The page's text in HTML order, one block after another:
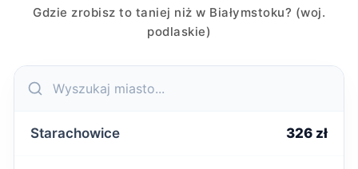
Gdzie zrobisz to taniej niż w Białymstoku? (woj.
podlaskie)
Starachowice 326 zł